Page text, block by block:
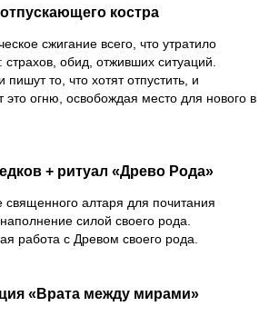
костра
сжигание всего, что утратило
страхов, обид, отживших ситуаций.
пишут то, что хотят отпустить, и
это огню, освобождая место для нового в
+ ритуал «Древо Рода»
священного алтаря для почитания
силой своего рода.
работа с Древом своего рода.
«Врата между мирами»